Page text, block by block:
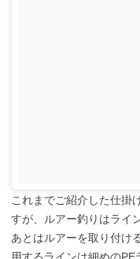
これまでご紹介した仕掛
すが、ルアー釣りはライ
あとはルアーを取り付け